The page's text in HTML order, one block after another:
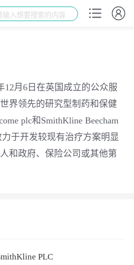
输入想要搜索的内容
12月6日在英国成立的公众服
界领先的研究型制药和保健
plc和SmithKline Beecham
于开发较现有治疗方案明显
和政府、保险公司或其他第
PLC